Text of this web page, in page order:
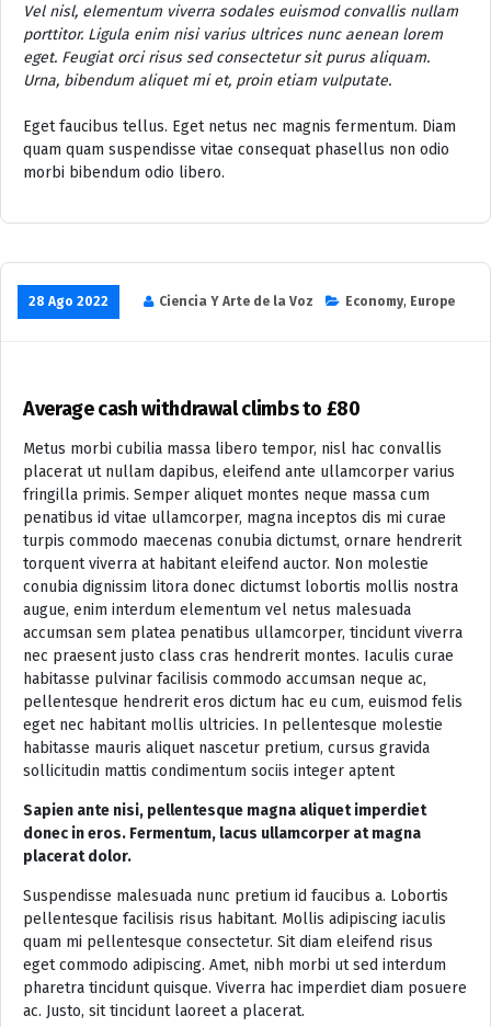
Vel nisl, elementum viverra sodales euismod convallis nullam
porttitor. Ligula enim nisi varius ultrices nunc aenean lorem
eget. Feugiat orci risus sed consectetur sit purus aliquam.
Urna, bibendum aliquet mi et, proin etiam vulputate.
Eget faucibus tellus. Eget netus nec magnis fermentum. Diam
quam quam suspendisse vitae consequat phasellus non odio
morbi bibendum odio libero.
28 Ago 2022 Ciencia Y Arte de la Voz Economy, Europe
Average cash withdrawal climbs to £80
Metus morbi cubilia massa libero tempor, nisl hac convallis
placerat ut nullam dapibus, eleifend ante ullamcorper varius
fringilla primis. Semper aliquet montes neque massa cum
penatibus id vitae ullamcorper, magna inceptos dis mi curae
turpis commodo maecenas conubia dictumst, ornare hendrerit
torquent viverra at habitant eleifend auctor. Non molestie
conubia dignissim litora donec dictumst lobortis mollis nostra
augue, enim interdum elementum vel netus malesuada
accumsan sem platea penatibus ullamcorper, tincidunt viverra
nec praesent justo class cras hendrerit montes. Iaculis curae
habitasse pulvinar facilisis commodo accumsan neque ac,
pellentesque hendrerit eros dictum hac eu cum, euismod felis
eget nec habitant mollis ultricies. In pellentesque molestie
habitasse mauris aliquet nascetur pretium, cursus gravida
sollicitudin mattis condimentum sociis integer aptent
Sapien ante nisi, pellentesque magna aliquet imperdiet
donec in eros. Fermentum, lacus ullamcorper at magna
placerat dolor.
Suspendisse malesuada nunc pretium id faucibus a. Lobortis
pellentesque facilisis risus habitant. Mollis adipiscing iaculis
quam mi pellentesque consectetur. Sit diam eleifend risus
eget commodo adipiscing. Amet, nibh morbi ut sed interdum
pharetra tincidunt quisque. Viverra hac imperdiet diam posuere
ac. Justo, sit tincidunt laoreet a placerat.